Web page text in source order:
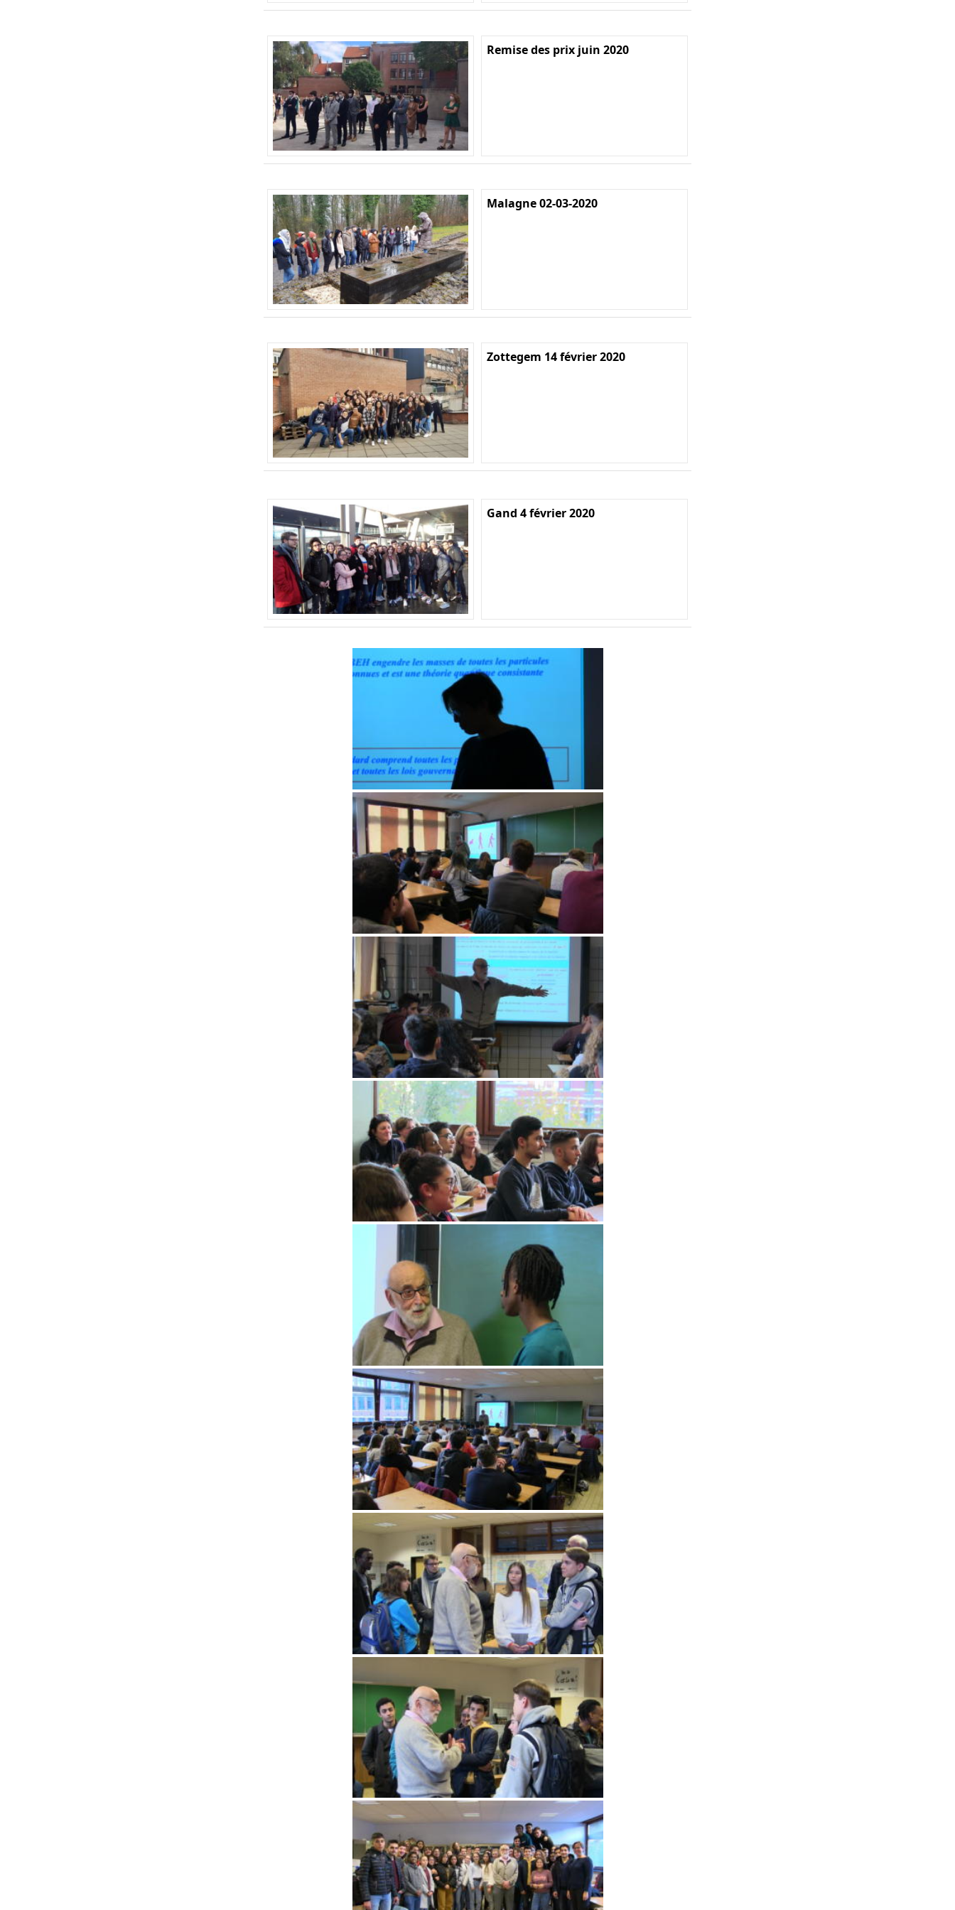
Remise des prix juin 2020
Malagne 02-03-2020
Zottegem 14 février 2020
Gand 4 février 2020